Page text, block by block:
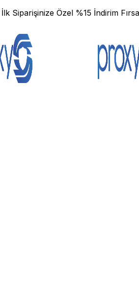
Siparişinize Özel %15 İndirim